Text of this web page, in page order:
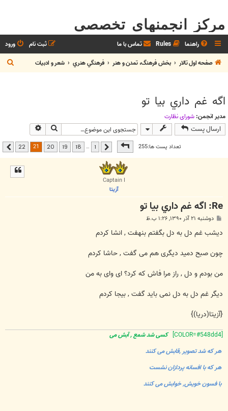
مرکز انجمنهای تخصصی
راهنما Rules تماس با ما ورود
ثبت نام
صفحه اول تالار
بخش فرهنگ، تمدن و هنر فرهنگي هنري شعر و ادبيات
ج
س
اگه غم داري بيا تو
مدیر انجمن: شوراي نظارت
ارسال پست جستجو
تعداد پست ها:255صفحه21 از22 قبلی …
18
19
20
21
22 بعدی
Captain I
آزیتا
Re: اگه غم داري بيا تو
پ
ت
دوشنبه ۲۱ آذر ۱۳۹۰, ۱:۲۶ ب.ظ
دیشب غم دل به دل بگفتم بنهفت , انشا کردم
چون صبح دمید دیگری هم می گفت , حاشا کردم
من بودم و دل , راز مرا فاش که کرد؟ ای وای به من
دیگر غم دل به دل نمی باید گفت , بیجا کردم
{آزیتا(دریا)}
کسی شد شمع , آبش می
هر که شد تصویر ,قابش می کنند
هر که با افسانه پردازان نشست
با فسون خویش, خوابش می کنند